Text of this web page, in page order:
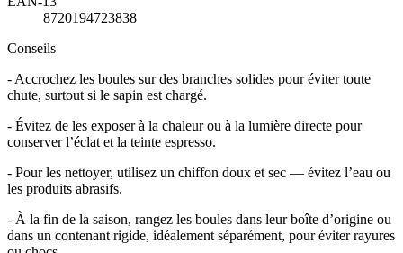
8720194723838
Conseils
- Accrochez les boules sur des branches solides pour éviter toute
chute, surtout si le sapin est chargé.
- Évitez de les exposer à la chaleur ou à la lumière directe pour
conserver l’éclat et la teinte espresso.
- Pour les nettoyer, utilisez un chiffon doux et sec — évitez l’eau ou
les produits abrasifs.
- À la fin de la saison, rangez les boules dans leur boîte d’origine ou
dans un contenant rigide, idéalement séparément, pour éviter rayures